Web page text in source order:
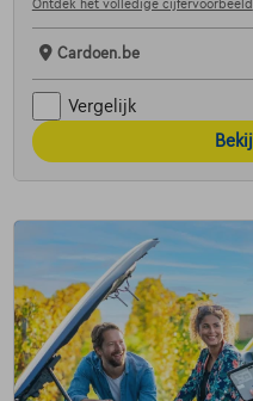
Ontdek het volledige cijfervoorbeeld
Cardoen.be
Vergelijk